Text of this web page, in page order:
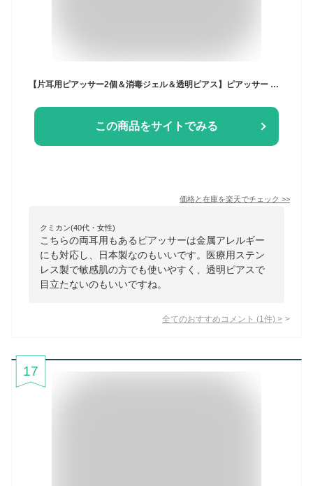
【片耳用ピアッサー2個＆消毒ジェル＆透明ピアス】ピアッサー 耳たぶ用 18G 4点セット 片耳用 両耳用 金属アレルギー対応 日本製 医療用ステンレス製 透明ピアス付き 透明ピアス セット 耳ピアス ボディピアス 方耳用 耳用 瞬間 透明ピアス クリアピアス
この商品をサイトでみる
価格と在庫を楽天でチェック >>
クミカン(40代・女性)
こちらの両耳用もあるピアッサーは金属アレルギー
にも対応し、日本製なのもいいです。医療用ステン
レス製で敏感肌の方でも使いやすく、透明ピアスで
目立たないのもいいですね。
全てのおすすめコメント (1 件) >
17